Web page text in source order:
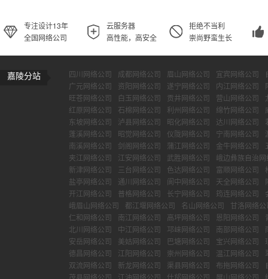
专注设计13年
全国网络公司
云服务器
高性能，高安全
拒绝不当利
崇尚野蛮生长
嘉陵分站 四川网络公司 成都网络公司 眉山网络公司 宜宾网络公司
广元网络公司
资阳网络公司 遂宁网络公司 内江网络公司
旺苍网络公司
白玉网络公司 贡井网络公司 营山网络公司
红原网络公司
石棉网络公司 利州网络公司 绵竹网络公司
东坡网络公司
泸县网络公司 昭化网络公司 达川网络公司
蓬溪网络公司
昭觉网络公司 仪陇网络公司 宁南网络公司
南溪网络公司
剑阁网络公司 蒲江网络公司 金牛网络公司
夹江网络公司
江安网络公司 武胜网络公司
峨边彝族自治网
新津网络公司
三台网络公司 色达网络公司 富顺网络公司
盐亭网络公司
通川网络公司 阆中网络公司 天全网络公司
开江网络公司
普格网络公司 长宁网络公司 筠连网络公司
峨眉山网络公司
都江堰网络公司 名山网络公司
甘洛网络公
仁和网络公司
南江网络公司 高坪网络公司 恩阳网络公司
北川网络公司
中江网络公司 邛崃网络公司 南部网络公司
安岳网络公司
美姑网络公司 巴塘网络公司 宝兴网络公司
德昌网络公司
江阳网络公司 崇州网络公司 温江网络公司
双流网络公司
新龙网络公司 渠县网络公司 布拖网络公司